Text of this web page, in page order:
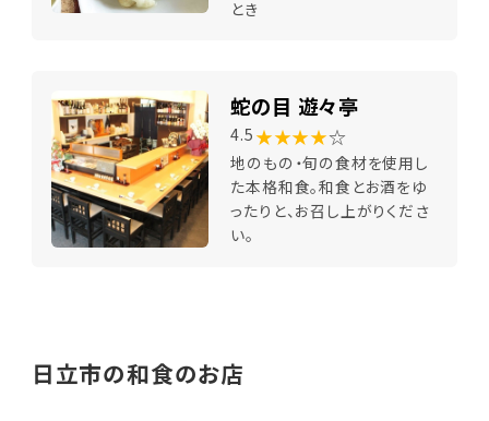
とき
蛇の目 遊々亭
4.5 ★★★★☆
地のもの・旬の食材を使用し
た本格和食。和食とお酒をゆ
ったりと、お召し上がりくださ
い。
日立市の和食のお店